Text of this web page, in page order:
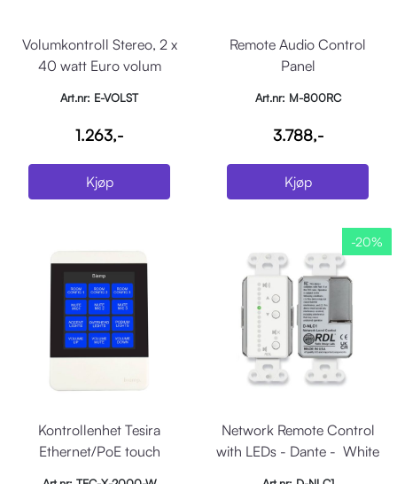
Volumkontroll Stereo, 2 x
40 watt Euro volum
Art.nr: E-VOLST
1.263,-
Kjøp
Remote Audio Control
Panel
Art.nr: M-800RC
3.788,-
Kjøp
Kontrollenhet Tesira
Ethernet/PoE touch
-20%
Network Remote Control
with LEDs - Dante - White